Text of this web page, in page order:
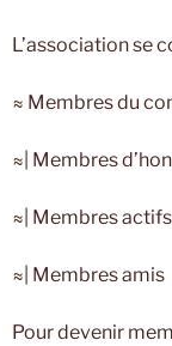
L’association se
≈ Membres du
≈| Membres
≈| Membres actifs
≈| Membres amis
Pour devenir